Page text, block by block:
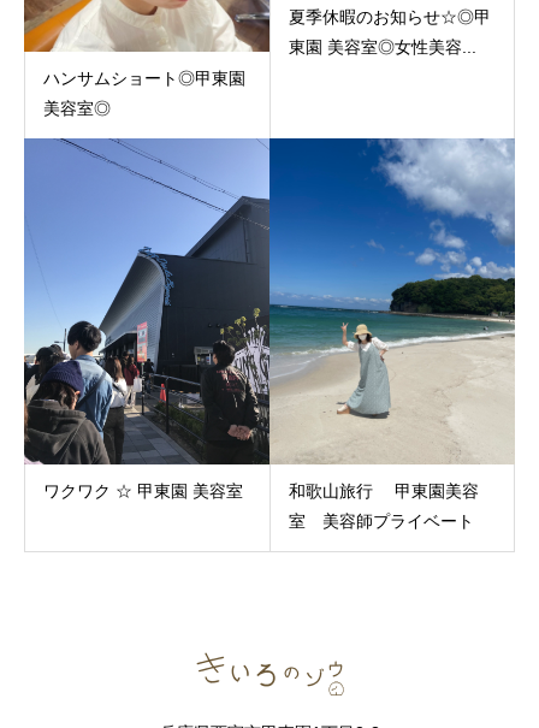
ハンサムショート◎甲東園
美容室◎
夏季休暇のお知らせ☆◎甲
東園 美容室◎女性美容...
ワクワク ☆ 甲東園 美容室
和歌山旅行 甲東園美容
室 美容師プライベート